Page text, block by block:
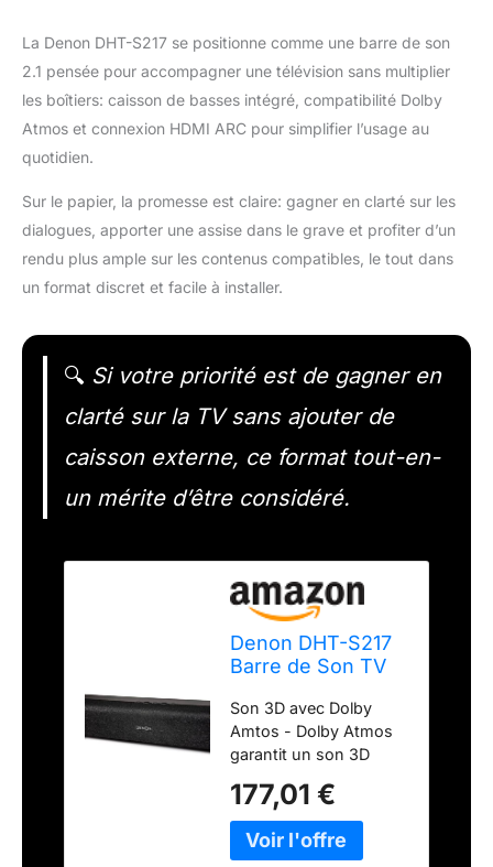
La Denon DHT-S217 se positionne comme une barre de son
2.1 pensée pour accompagner une télévision sans multiplier
les boîtiers: caisson de basses intégré, compatibilité Dolby
Atmos et connexion HDMI ARC pour simplifier l’usage au
quotidien.
Sur le papier, la promesse est claire: gagner en clarté sur les
dialogues, apporter une assise dans le grave et profiter d’un
rendu plus ample sur les contenus compatibles, le tout dans
un format discret et facile à installer.
🔍 Si votre priorité est de gagner en
clarté sur la TV sans ajouter de
caisson externe, ce format tout-en-
un mérite d’être considéré.
Denon DHT-S217
Barre de Son TV
Atmos, Caisson de
Basses Intégré,
Bluetooth, HDMI
Arc, 4K UHD, Son
Home Cinéma
pour TV, Noir
Son 3D avec Dolby
Amtos - Dolby Atmos
garantit un son 3D
captivant pour des
expériences home
cinéma inoubliables.
177,01 €